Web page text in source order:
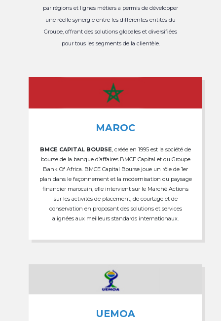
par régions et lignes métiers a permis de développer
une réelle synergie entre les différentes entités du
Groupe, offrant des solutions globales et diversifiées
pour tous les segments de la clientèle.
MAROC
BMCE CAPITAL BOURSE , créée en 1995 est la société de
bourse de la banque d’affaires BMCE Capital et du Groupe
Bank Of Africa. BMCE Capital Bourse joue un rôle de 1er
plan dans le façonnement et la modernisation du paysage
financier marocain, elle intervient sur le Marché Actions
sur les activités de placement, de courtage et de
conservation en proposant des solutions et services
alignées aux meilleurs standards internationaux.
UEMOA